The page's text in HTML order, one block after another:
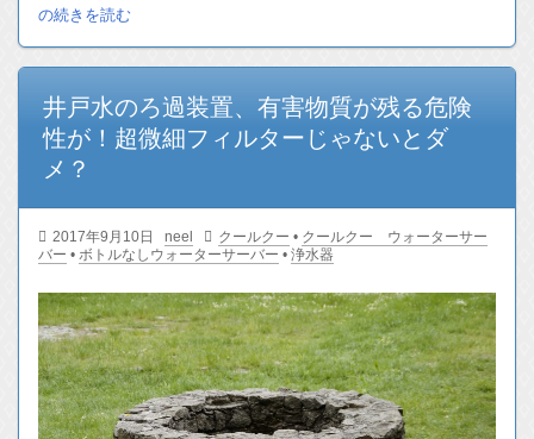
の続きを読む
井戸水のろ過装置、有害物質が残る危険
性が！超微細フィルターじゃないとダ
メ？
2017年9月10日 neel クールクー • クールクー ウォーターサー
バー • ボトルなしウォーターサーバー • 浄水器